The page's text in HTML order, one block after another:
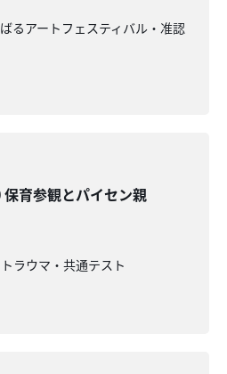
るアートフェスティバル・准認
育参観とパイセン親
ラウマ・共通テスト